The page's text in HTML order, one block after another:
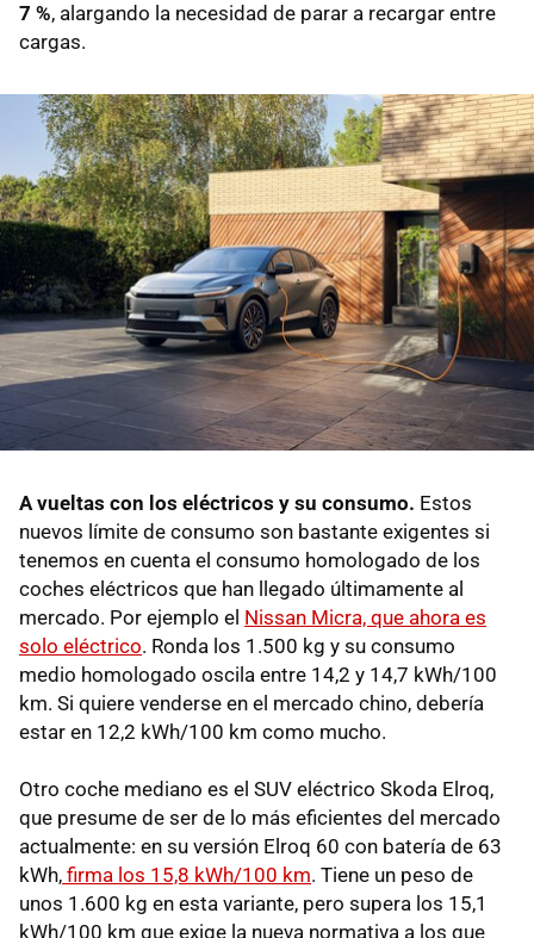
7 %, alargando la necesidad de parar a recargar entre
cargas.
A vueltas con los eléctricos y su consumo. Estos
nuevos límite de consumo son bastante exigentes si
tenemos en cuenta el consumo homologado de los
coches eléctricos que han llegado últimamente al
mercado. Por ejemplo el Nissan Micra, que ahora es
solo eléctrico. Ronda los 1.500 kg y su consumo
medio homologado oscila entre 14,2 y 14,7 kWh/100
km. Si quiere venderse en el mercado chino, debería
estar en 12,2 kWh/100 km como mucho.
Otro coche mediano es el SUV eléctrico Skoda Elroq,
que presume de ser de lo más eficientes del mercado
actualmente: en su versión Elroq 60 con batería de 63
kWh, firma los 15,8 kWh/100 km. Tiene un peso de
unos 1.600 kg en esta variante, pero supera los 15,1
kWh/100 km que exige la nueva normativa a los que